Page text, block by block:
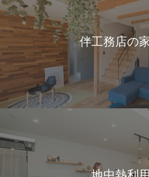
伴工務店の